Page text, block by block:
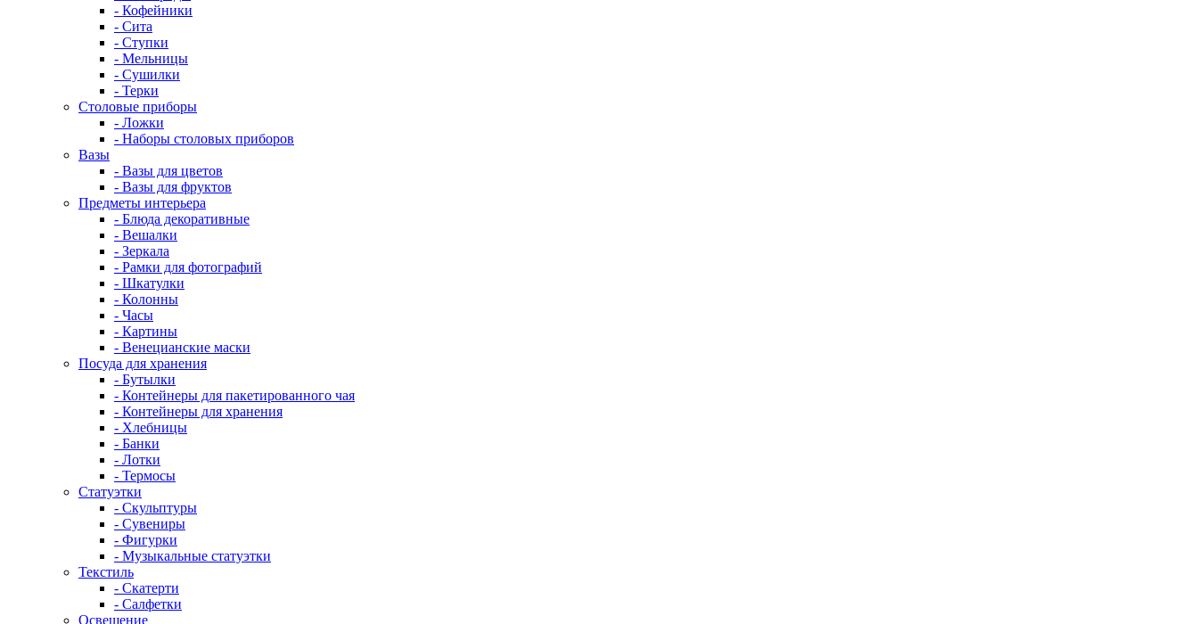
- Кофейники
- Сита
- Ступки
- Мельницы
- Сушилки
- Терки
Столовые приборы
- Ложки
- Наборы столовых приборов
Вазы
- Вазы для цветов
- Вазы для фруктов
Предметы интерьера
- Блюда декоративные
- Вешалки
- Зеркала
- Рамки для фотографий
- Шкатулки
- Колонны
- Часы
- Картины
- Венецианские маски
Посуда для хранения
- Бутылки
- Контейнеры для пакетированного чая
- Контейнеры для хранения
- Хлебницы
- Банки
- Лотки
- Термосы
Статуэтки
- Скульптуры
- Сувениры
- Фигурки
- Музыкальные статуэтки
Текстиль
- Скатерти
- Салфетки
Освещение